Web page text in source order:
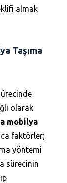
almak
Taşıma
olarak
mobilya
faktörler;
yöntemi
sürecinin